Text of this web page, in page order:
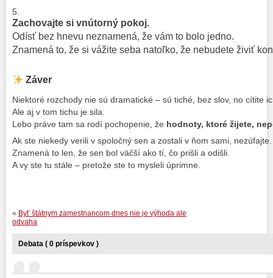
Zachovajte si vnútorný pokoj.
Odísť bez hnevu neznamená, že vám to bolo jedno.
Znamená to, že si vážite seba natoľko, že nebudete živiť
Záver
Niektoré rozchody nie sú dramatické – sú tiché, bez slov, no cítite
Ale aj v tom tichu je sila.
Lebo práve tam sa rodí pochopenie, že hodnoty, ktoré žijete,
Ak ste niekedy verili v spoločný sen a zostali v ňom sami, nezúfajte.
Znamená to len, že sen bol väčší ako tí, čo prišli a odišli.
A vy ste tu stále – pretože ste to mysleli úprimne.
« Byť štátnym zamestnancom dnes nie je výhoda ale
odvaha
Debata ( 0 príspevkov )